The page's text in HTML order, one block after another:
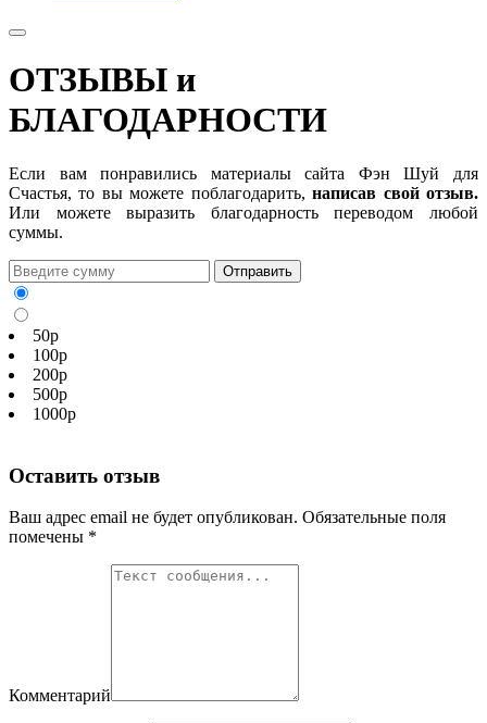
ОТЗЫВЫ и
БЛАГОДАРНОСТИ
Если вам понравились материалы сайта Фэн Шуй для
Счастья, то вы можете поблагодарить,написав свой отзыв.
Или можете выразить благодарность переводом любой
суммы.
50р
100р
200р
500р
1000р
Оставить отзыв
Ваш адрес email не будет опубликован. Обязательные поля
помечены *
Комментарий